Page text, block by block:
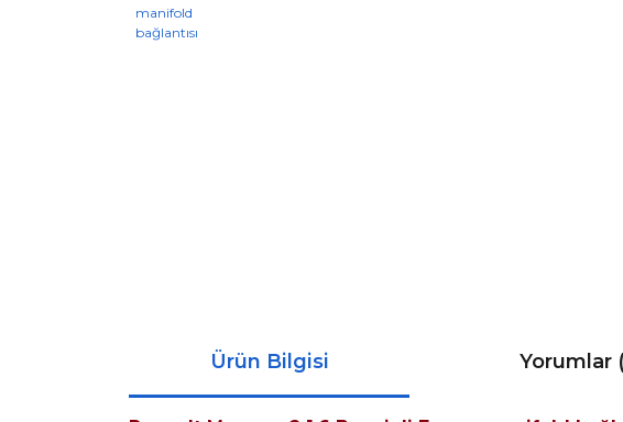
Ürün Bilgisi Yorumlar